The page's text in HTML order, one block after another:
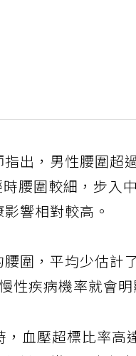
出，男性腰圍超
腰圍較細，步入
響相對較高。
圍，平均少估計
性疾病機率就會明
血壓超標比率高